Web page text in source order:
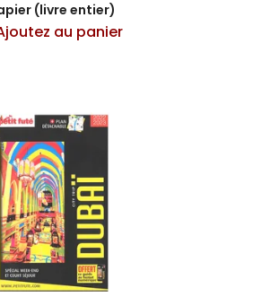
(livre entier)
au panier